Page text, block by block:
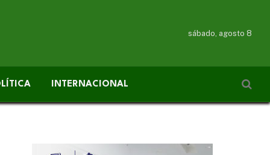
sábado, agosto 8
INTERNACIONAL